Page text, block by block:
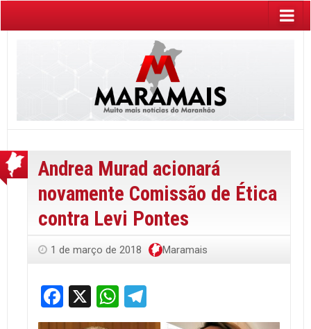
Andrea Murad acionará
novamente Comissão de Ética
contra Levi Pontes
1 de março de 2018 Maramais
Facebook
X WhatsApp